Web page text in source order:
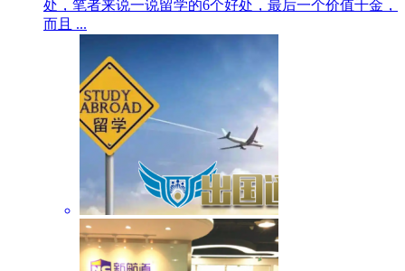
处，笔者来说一说留学的6个好处，最后一个价值千金，
而且 ...